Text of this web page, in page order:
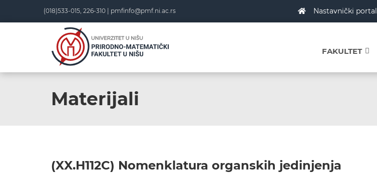
(018)533-015, 226-310 | pmfinfo@pmf.ni.ac.rs Nastavnički portal
FAKULTET
Materijali
(XX.H112C) Nomenklatura organskih jedinjenja